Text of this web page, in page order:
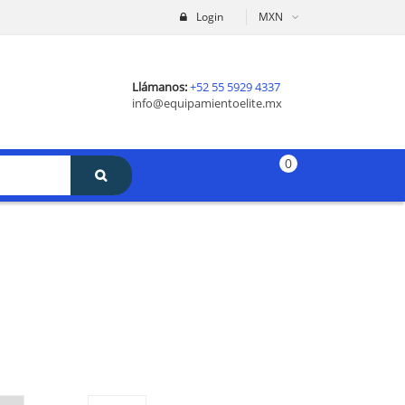
MXN
Login
Llámanos:+52 55 5929 4337
info@equipamientoelite.mx
0